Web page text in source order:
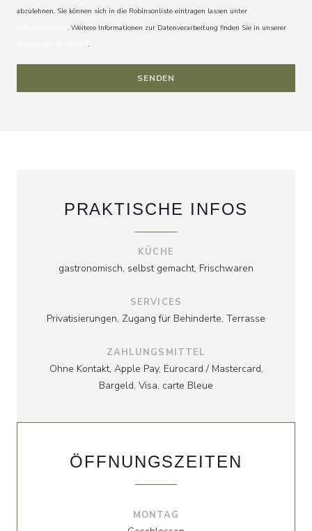
abzulehnen. Sie können sich in die Robinsonliste eintragen lassen unter
. Weitere Informationen zur Datenverarbeitung finden Sie in unserer
.
PRAKTISCHE INFOS
KÜCHE
gastronomisch, selbst gemacht, Frischwaren
SERVICES
Privatisierungen, Zugang für Behinderte, Terrasse
ZAHLUNGSMITTEL
Ohne Kontakt, Apple Pay, Eurocard / Mastercard,
Bargeld, Visa, carte Bleue
ÖFFNUNGSZEITEN
MONTAG